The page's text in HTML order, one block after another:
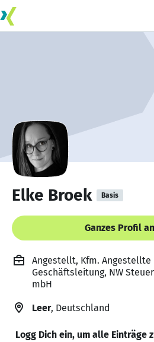
Elke Broek Basis
Ganzes Profil
Angestellt, Kfm.
Geschäftsleitung, NW
mbH
Leer, Deutschland
Logg Dich ein, um alle Einträge